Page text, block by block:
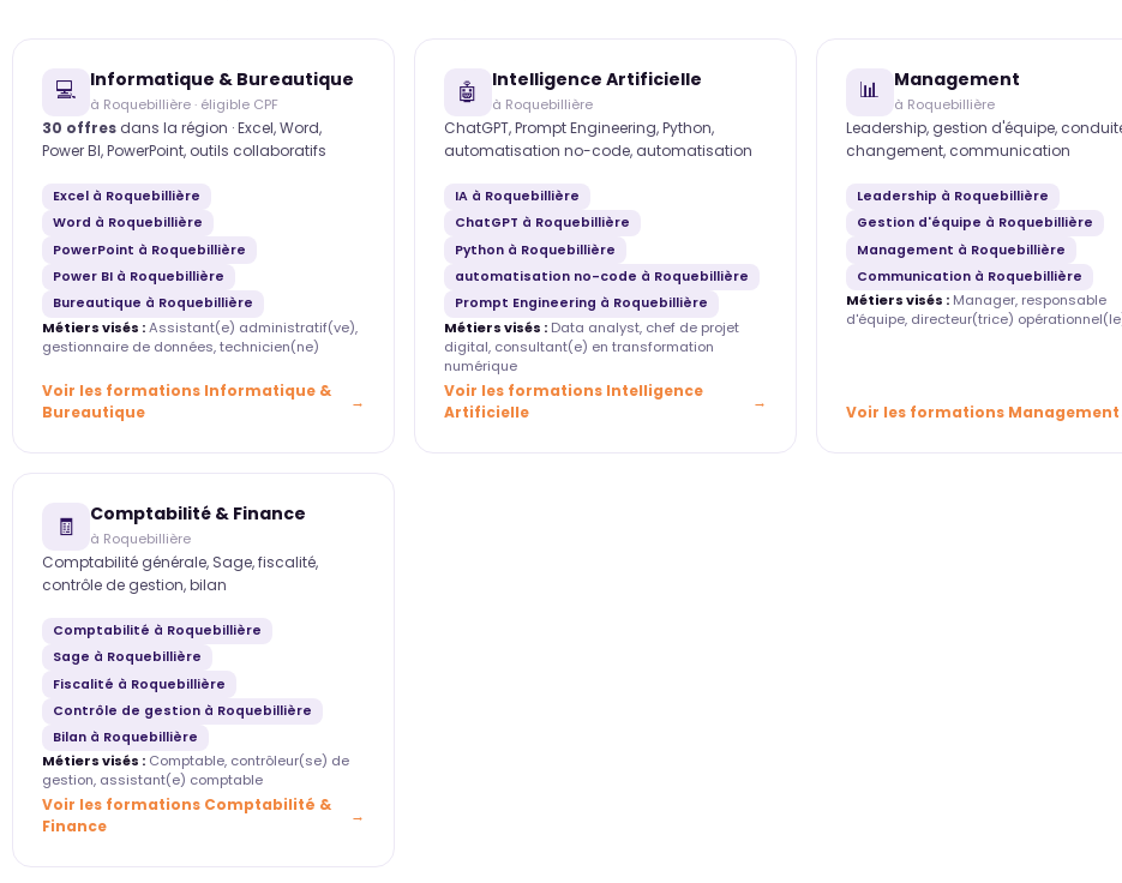
💻 Informatique & Bureautique
à Roquebillière · éligible CPF
30 offres dans la région · Excel, Word,
Power BI, PowerPoint, outils collaboratifs
Excel à Roquebillière
Word à Roquebillière
PowerPoint à Roquebillière
Power BI à Roquebillière
Bureautique à Roquebillière
Métiers visés :Assistant(e) administratif(ve),
gestionnaire de données, technicien(ne)
Voir les formations Informatique &
Bureautique
🤖 Intelligence Artificielle
à Roquebillière
ChatGPT, Prompt Engineering, Python,
automatisation no-code, automatisation
IA à Roquebillière
ChatGPT à Roquebillière
Python à Roquebillière
automatisation no-code à Roquebillière
Prompt Engineering à Roquebillière
Métiers visés : Data analyst, chef de projet
digital, consultant(e) en transformation
numérique
Voir les formations Intelligence
Artificielle
📊 Management
à Roquebillière
Leadership, gestion d'équipe,
changement, communication
Leadership à Roquebillière
Gestion d'équipe à Roquebillière
Management à Roquebillière
Communication à Roquebillière
Métiers visés : Manager, responsable
d'équipe, directeur(trice)
Voir les formations Management
🧾 Comptabilité & Finance
à Roquebillière
Comptabilité générale, Sage, fiscalité,
contrôle de gestion, bilan
Comptabilité à Roquebillière
Sage à Roquebillière
Fiscalité à Roquebillière
Contrôle de gestion à Roquebillière
Bilan à Roquebillière
Métiers visés : Comptable, contrôleur(se) de
gestion, assistant(e) comptable
Voir les formations Comptabilité &
Finance